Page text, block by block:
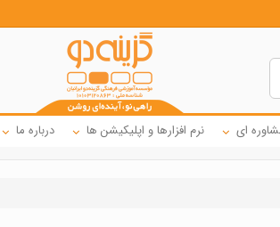
ای نرم افزارها و اپلیکیشن ها درباره ما